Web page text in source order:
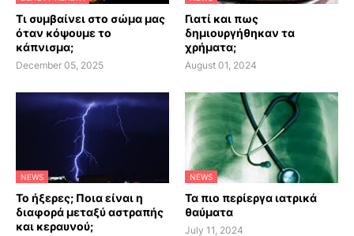
Τι συμβαίνει στο σώμα μας
όταν κόψουμε το
κάπνισμα;
December 05, 2025
Γιατί και πως
δημιουργήθηκαν τα
χρήματα;
August 01, 2024
NEWS
Το ήξερες; Ποια είναι η
διαφορά μεταξύ αστραπής
και κεραυνού;
NEWS
Τα πιο περίεργα ιατρικά
θαύματα
July 11, 2024